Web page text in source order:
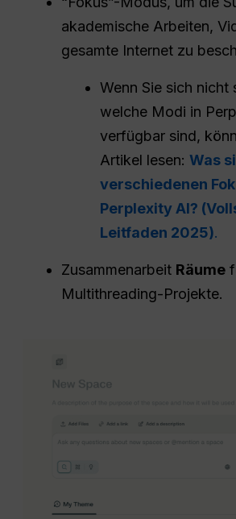
akademische Arbeiten,
gesamte Internet zu
Wenn Sie sich nicht
welche Modi in
verfügbar sind,
Artikel lesen:Was
verschiedenen
Perplexity AI?
Leitfaden 2025).
Zusammenarbeit Räume
Multithreading-Projekte.